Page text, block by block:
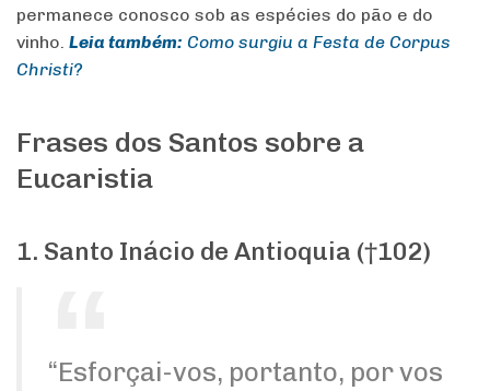
permanece conosco sob as espécies do pão e do
vinho. Leia também: Como surgiu a Festa de Corpus
Christi?
Frases dos Santos sobre a
Eucaristia
1. Santo Inácio de Antioquia (†102)
“Esforçai-vos, portanto, por vos